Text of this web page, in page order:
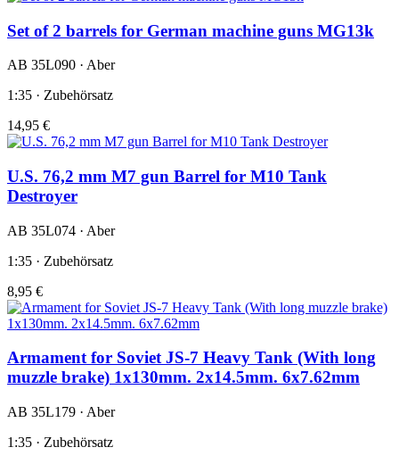
Set of 2 barrels for German machine guns MG13k
AB 35L090 · Aber
1:35 · Zubehörsatz
14,95 €
U.S. 76,2 mm M7 gun Barrel for M10 Tank
Destroyer
AB 35L074 · Aber
1:35 · Zubehörsatz
8,95 €
Armament for Soviet JS-7 Heavy Tank (With long
muzzle brake) 1x130mm. 2x14.5mm. 6x7.62mm
AB 35L179 · Aber
1:35 · Zubehörsatz